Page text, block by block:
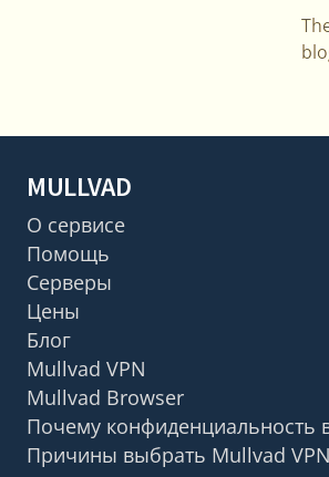
MULLVAD
О сервисе
Помощь
Серверы
Цены
Блог
Mullvad VPN
Mullvad Browser
Почему конфиденциальность
Причины выбрать Mullvad VPN